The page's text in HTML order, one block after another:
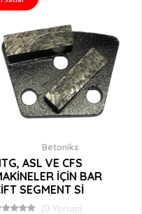
HTG, ASL VE CFS
MAKİNELER İÇİN BAR
ÇİFT SEGMENT Sİ